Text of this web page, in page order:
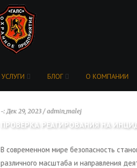
УСЛУГИ БЛОГ О КОМПАНИИ
-: Дек 29, 2023 / admin_malej
ПРОВЕРКА РЕАГИРОВАНИЯ НА
В современном мире безопасность
различного масштаба и направления